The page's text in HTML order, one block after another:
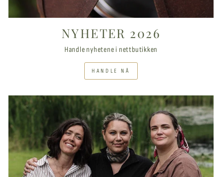
NYHETER 2026
Handle nyhetene i nettbutikken
HANDLE NÅ